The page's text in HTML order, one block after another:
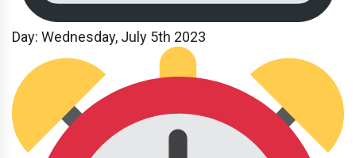
Day: Wednesday, July 5th 2023